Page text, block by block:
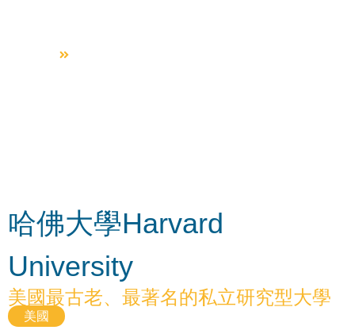
哈佛大學Harvard
University
美國最古老、最著名的私立研究型大學
美國